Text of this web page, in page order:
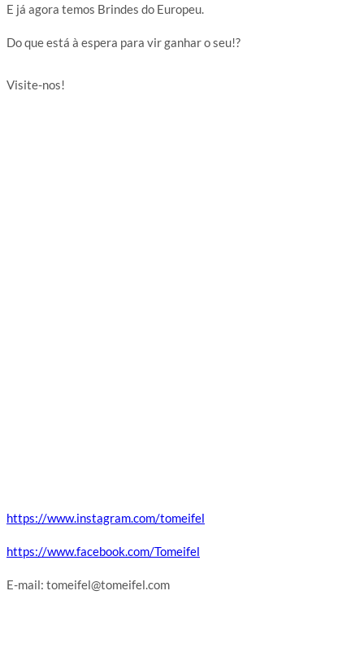
E já agora temos Brindes do Europeu.
Do que está à espera para vir ganhar o seu!?
Visite-nos!
https://www.instagram.com/tomeifel
https://www.facebook.com/Tomeifel
E-mail: tomeifel@tomeifel.com